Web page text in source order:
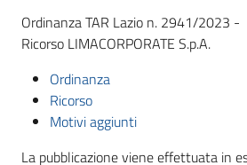
Ordinanza TAR Lazio n. 2941/2023 -
Ricorso LIMACORPORATE S.p.A.
Ordinanza
Ricorso
Motivi aggiunti
La pubblicazione viene effettuata in